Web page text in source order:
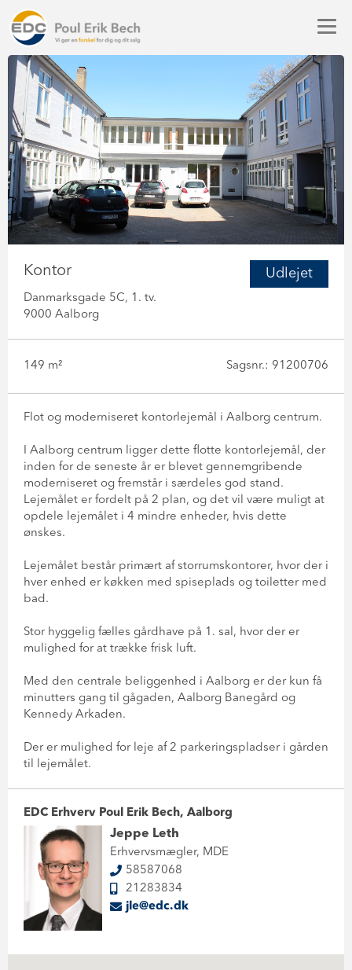
Udlejet
Kontor
Danmarksgade 5C, 1. tv.
9000 Aalborg
149 m² Sagsnr.: 91200706
Flot og moderniseret kontorlejemål i Aalborg centrum.
I Aalborg centrum ligger dette flotte kontorlejemål, der
inden for de seneste år er blevet gennemgribende
moderniseret og fremstår i særdeles god stand.
Lejemålet er fordelt på 2 plan, og det vil være muligt at
opdele lejemålet i 4 mindre enheder, hvis dette
ønskes.
Lejemålet består primært af storrumskontorer, hvor der i
hver enhed er køkken med spiseplads og toiletter med
bad.
Stor hyggelig fælles gårdhave på 1. sal, hvor der er
mulighed for at trække frisk luft.
Med den centrale beliggenhed i Aalborg er der kun få
minutters gang til gågaden, Aalborg Banegård og
Kennedy Arkaden.
Der er mulighed for leje af 2 parkeringspladser i gården
til lejemålet.
EDC Erhverv Poul Erik Bech, Aalborg
Jeppe Leth
Erhvervsmægler, MDE
58587068
21283834
jle@edc.dk